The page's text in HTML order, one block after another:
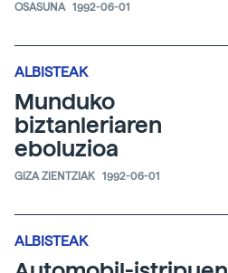
OSASUNA 1992-06-01
ALBISTEAK
Munduko
biztanleriaren
eboluzioa
GIZA ZIENTZIAK 1992-06-01
ALBISTEAK